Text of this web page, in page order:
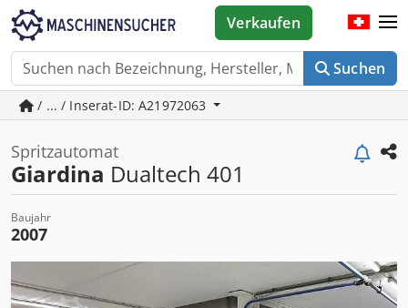
Suchen
Verkaufen
/ ... / Inserat-ID: A21972063
Spritzautomat
Giardina Dualtech 401
Baujahr
2007